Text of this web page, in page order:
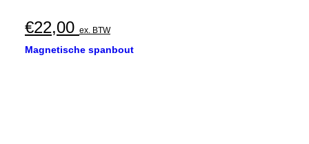
€22,00 ex. BTW
Magnetische spanbout